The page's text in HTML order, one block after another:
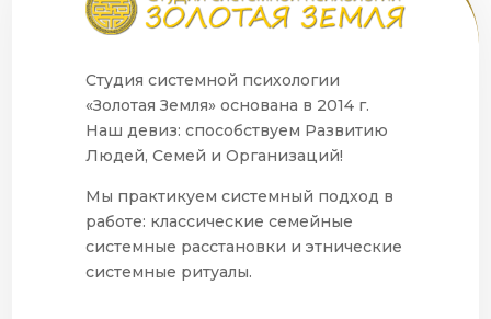
Студия системной психологии
«Золотая Земля» основана в 2014 г.
Наш девиз: способствуем Развитию
Людей, Семей и Организаций!
Мы практикуем системный подход в
работе: классические семейные
системные расстановки и этнические
системные ритуалы.